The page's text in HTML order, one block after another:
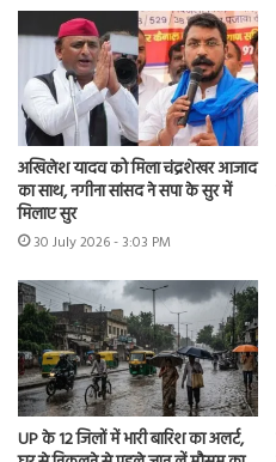
अखिलेश यादव को मिला चंद्रशेखर आजाद
का साथ, नगीना सांसद ने सपा के सुर में
मिलाए सुर
30 July 2026 - 3:03 PM
UP के 12 जिलों में भारी बारिश का अलर्ट,